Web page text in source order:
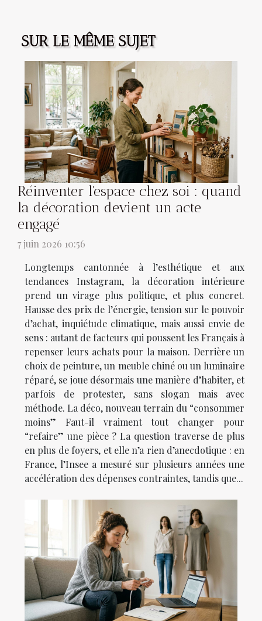
SUR LE MÊME SUJET
Réinventer l'espace chez soi : quand
la décoration devient un acte
engagé
7 juin 2026 10:56
Longtemps cantonnée à l’esthétique et aux
tendances Instagram, la décoration intérieure
prend un virage plus politique, et plus concret.
Hausse des prix de l’énergie, tension sur le pouvoir
d’achat, inquiétude climatique, mais aussi envie de
sens : autant de facteurs qui poussent les Français à
repenser leurs achats pour la maison. Derrière un
choix de peinture, un meuble chiné ou un luminaire
réparé, se joue désormais une manière d’habiter, et
parfois de protester, sans slogan mais avec
méthode. La déco, nouveau terrain du “consommer
moins” Faut-il vraiment tout changer pour
“refaire” une pièce ? La question traverse de plus
en plus de foyers, et elle n’a rien d’anecdotique : en
France, l’Insee a mesuré sur plusieurs années une
accélération des dépenses contraintes, tandis que...